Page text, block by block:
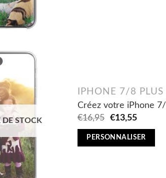
DE STOCK
IPHONE 7/8 PLUS
Créez votre iPhone
€16,95
Original
was:
€13,55Current
is:
PERSONNALISER